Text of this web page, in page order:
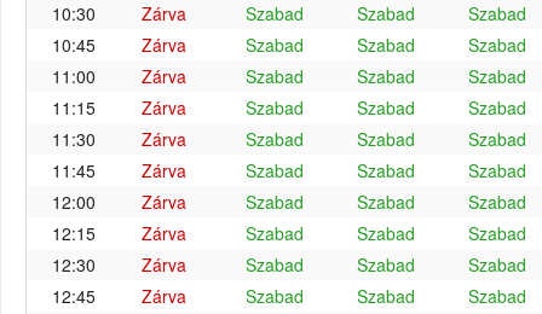
10:30
Zárva Szabad Szabad
Szabad
10:45
Zárva Szabad Szabad
Szabad
11:00
Zárva Szabad Szabad
Szabad
11:15
Zárva Szabad Szabad
Szabad
11:30
Zárva Szabad Szabad
Szabad
11:45
Zárva Szabad Szabad
Szabad
12:00
Zárva Szabad Szabad
Szabad
12:15
Zárva Szabad Szabad
Szabad
12:30
Zárva Szabad Szabad
Szabad
12:45
Zárva Szabad Szabad
Szabad